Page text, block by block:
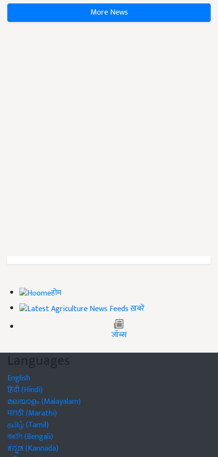
More News
होम
ख़बरें
जॉब्स
Languages
English
हिंदी (Hindi)
മലയാളം (Malayalam)
मराठी (Marathi)
தமிழ் (Tamil)
বাঙালি (Bengali)
ಕನ್ನಡ (Kannada)